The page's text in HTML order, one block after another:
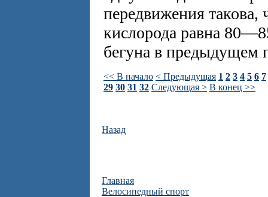
передвижения такова,
кислорода равна
бегуна в предыдущем
<< В начало < Предыдущая 1 2 3 4 5 6 7
29 30 31 32 Следующая > В конец >>
Назад
Главная
Велосипедный спорт